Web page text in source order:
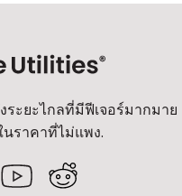
ระยะไกลที่มีฟีเจอร์มากมาย
ราคาที่ไม่แพง.